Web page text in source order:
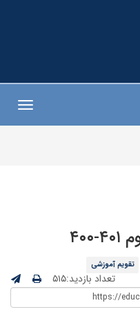
تقویم آموزشی
تعداد بازدید:۵۱۵